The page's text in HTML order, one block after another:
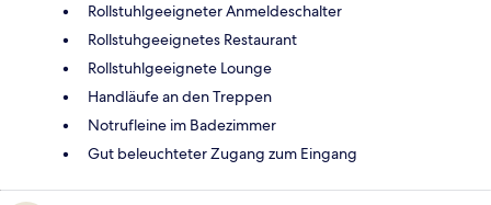
Rollstuhlgeeigneter Anmeldeschalter
Rollstuhgeeignetes Restaurant
Rollstuhlgeeignete Lounge
Handläufe an den Treppen
Notrufleine im Badezimmer
Gut beleuchteter Zugang zum Eingang